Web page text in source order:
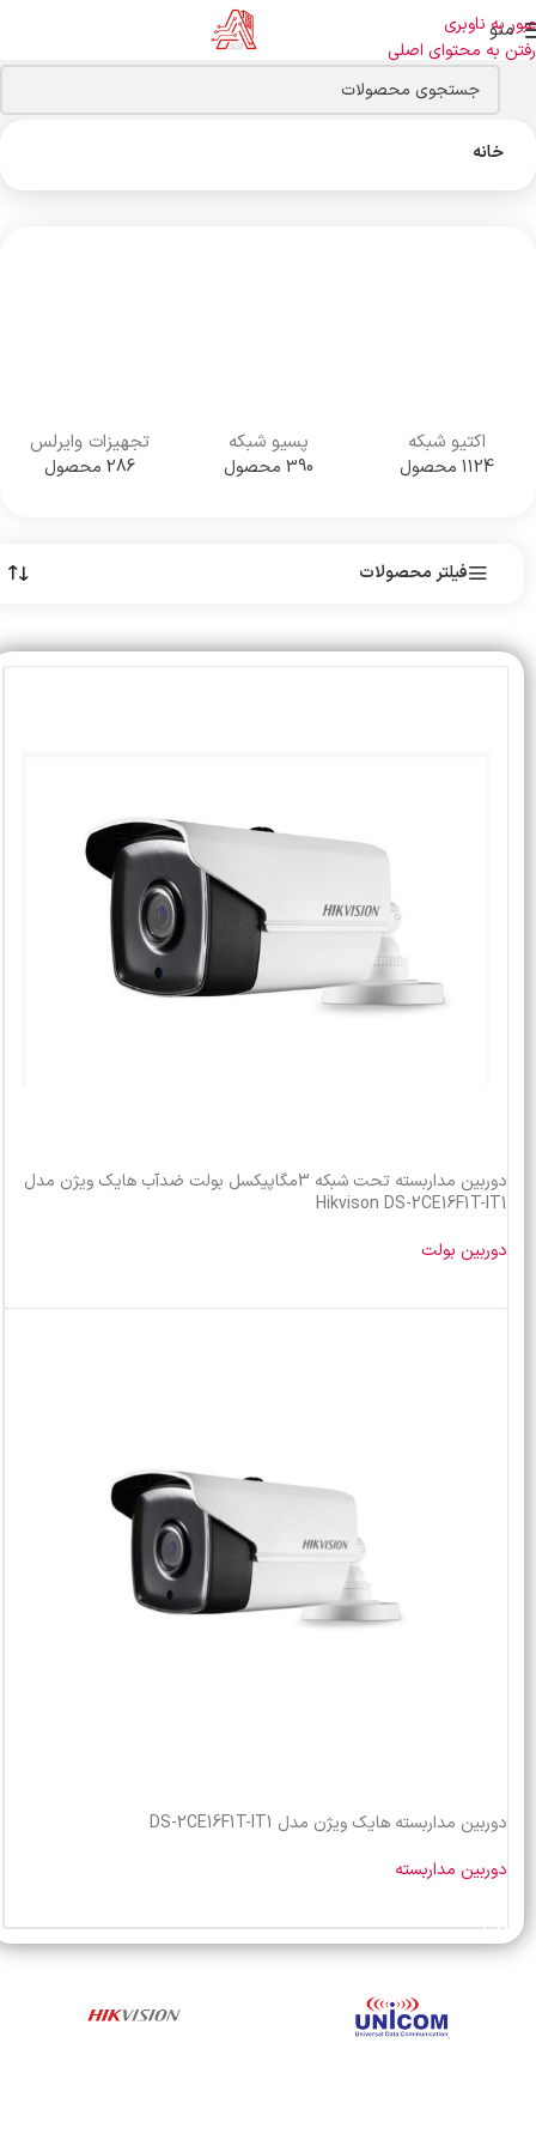
عبور به ناوبری
رفتن به محتوای اصلی
منو
خانه
اکتیو شبکه
1124 محصول
پسیو شبکه
390 محصول
تجهیزات وایرلس
286 محصول
فیلتر محصولات
دوربین مداربسته تحت شبکه 3مگاپیکسل بولت ضدآب هایک ویژن مدل
Hikvison DS-2CE16F1T-IT1
دوربین بولت
دوربین مداربسته هایک ویژن مدل DS-2CE16F1T-IT1
دوربین مداربسته